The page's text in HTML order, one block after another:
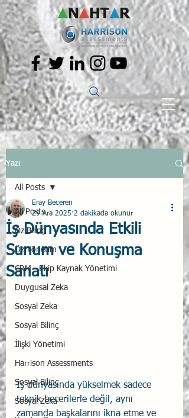
Yazı
All Posts
Öz Bilinç
Öz Yönetim
CRM - Ekip Kaynak Yönetimi
Duygusal Zeka
Sosyal Zeka
Sosyal Bilinç
İlişki Yönetimi
Harrison Assessments
Sosyal Bilinç
Sosyal Zeka
All Posts
İş Dünyasında Etkili
Sunum ve Konuşma
Sanatı
Eray Beceren
29 Ara 2025 2 dakikada okunur
İş dünyasında yükselmek sadece
teknik becerilerle değil, aynı
zamanda başkalarını ikna etme ve